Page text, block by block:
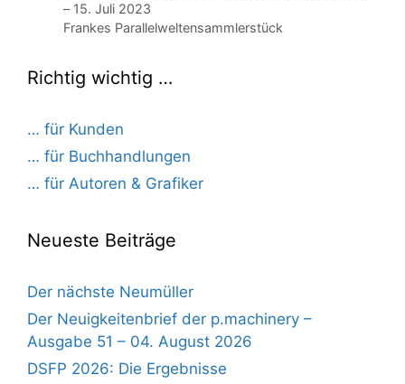
– 15. Juli 2023
Frankes Parallelweltensammlerstück
Richtig wichtig …
… für Kunden
… für Buchhandlungen
… für Autoren & Grafiker
Neueste Beiträge
Der nächste Neumüller
Der Neuigkeitenbrief der p.machinery –
Ausgabe 51 – 04. August 2026
DSFP 2026: Die Ergebnisse